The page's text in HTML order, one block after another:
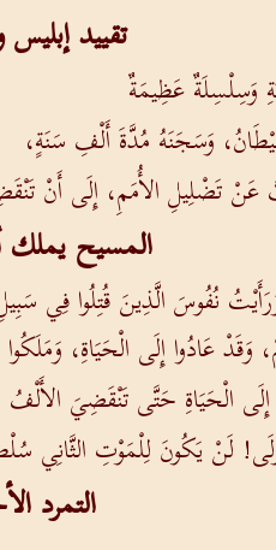
تقييد
وَسِلْسِلَةٌ عَظِيمَةٌ
وَسَجَنَهُ مُدَّةَ أَلْفِ سَنَةٍ،
عَنْ تَضْلِيلِ الأُمَمِ، إِلَى أَنْ
المسيح
نُفُوسَ الَّذِينَ قُتِلُوا فِي
وَقَدْ عَادُوا إِلَى الْحَيَاةِ،
إِلَى الْحَيَاةِ حَتَّى تَنْقَضِيَ
لَنْ يَكُونَ لِلْمَوْتِ الثَّانِي
التمرد